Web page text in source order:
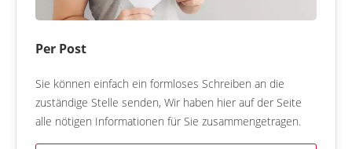
Per Post
Sie können einfach ein formloses Schreiben an die
zuständige Stelle senden, Wir haben hier auf der Seite
alle nötigen Informationen für Sie zusammengetragen.